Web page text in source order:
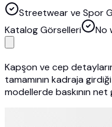
Streetwear ve Spor
Katalog Görselleri
No
Kapşon ve cep
tamamının kadraja
modellerde baskının